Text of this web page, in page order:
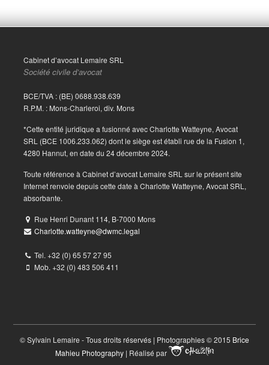
Cabinet d’avocat Lemaire SRL
Société civile d’avocat
BCE/TVA : (BE) 0688.938.639
R.P.M. : Mons-Charleroi, div. Mons
*Cette entité juridique a fusionné avec Charlotte Watteyne, Avocat
SRL (BCE 1006.233.062) dont le siège est établi rue de la Fusion 1,
4280 Hannut, en date du 24 décembre 2024.
Toute référence à Cabinet d’avocat Lemaire SRL sur le présent site
Internet renvoie depuis cette date à Charlotte Watteyne, Avocat SRL,
absorbante.
Rue Henri Dunant 114, B-7000 Mons
Charlotte.watteyne@dwmc.legal
Tel. +32 (0) 65 57 27 95
Mob. +32 (0) 483 506 411
© Sylvain Lemaire - Tous droits réservés | Photographies © 2015 Brice
Mahieu Photography| Réalisé par